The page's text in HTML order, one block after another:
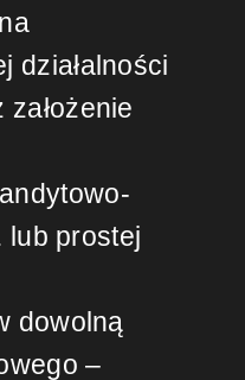
działalności
lub prostej
dowolną
–